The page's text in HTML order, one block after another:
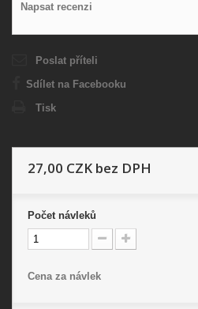
Napsat recenzi
Poslat příteli
Sdílet na Facebooku
Tisk
27,00 CZK bez DPH
Počet návleků
Cena za návlek